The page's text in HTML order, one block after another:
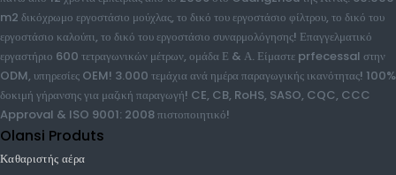
Olansi Healthcare Co, Ltd είναι επαγγελματίας κατασκευαστής του
καθαριστή αέρα, υδρογόνο νερό, καθαριστής νερού κ.λπ. προϊόντα υγειονομικής
περίθαλψης, πάνω από 12 χρόνια εμπειρίας από το 2009 στο Guangzhou της
Κίνας. 60.000 m2 δικόχρωμο εργοστάσιο μούχλας, το δικό του εργοστάσιο
φίλτρου, το δικό του εργοστάσιο καλούπι, το δικό του εργοστάσιο
συναρμολόγησης! Επαγγελματικό εργαστήριο 600 τετραγωνικών μέτρων,
ομάδα Ε & Α. Είμαστε prfecessal στην ODM, υπηρεσίες OEM! 3.000
τεμάχια ανά ημέρα παραγωγικής ικανότητας! 100% δοκιμή γήρανσης για
μαζική παραγωγή! CE, CB, RoHS, SASO, CQC, CCC Approval & ISO